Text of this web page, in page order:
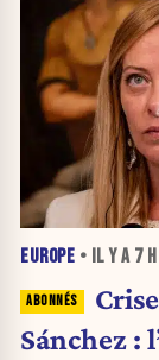
EUROPE • IL Y A 7
Sánchez :